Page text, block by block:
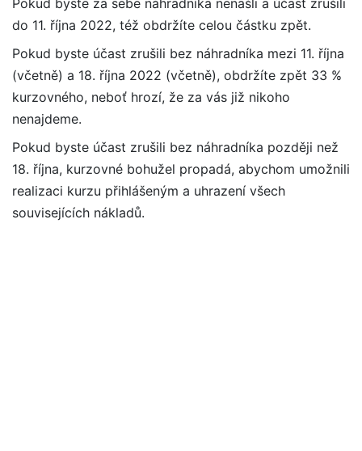
do 11. října 2022, též obdržíte celou částku zpět.
Pokud byste účast zrušili bez náhradníka mezi 11. října
(včetně) a 18. října 2022 (včetně), obdržíte zpět 33 %
kurzovného, neboť hrozí, že za vás již nikoho
nenajdeme.
Pokud byste účast zrušili bez náhradníka později než
18. října, kurzovné bohužel propadá, abychom umožnili
realizaci kurzu přihlášeným a uhrazení všech
souvisejících nákladů.